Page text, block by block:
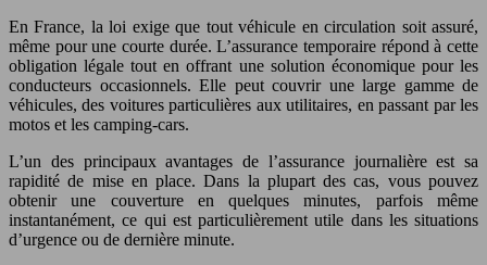
En France, la loi exige que tout véhicule en circulation soit assuré,
même pour une courte durée. L’assurance temporaire répond à cette
obligation légale tout en offrant une solution économique pour les
conducteurs occasionnels. Elle peut couvrir une large gamme de
véhicules, des voitures particulières aux utilitaires, en passant par les
motos et les camping-cars.
L’un des principaux avantages de l’assurance journalière est sa
rapidité de mise en place. Dans la plupart des cas, vous pouvez
obtenir une couverture en quelques minutes, parfois même
instantanément, ce qui est particulièrement utile dans les situations
d’urgence ou de dernière minute.